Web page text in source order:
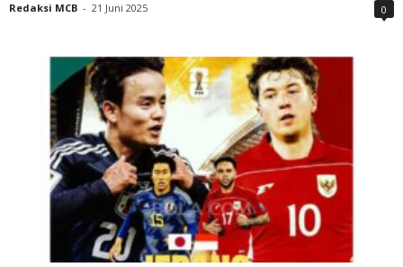
Redaksi MCB - 21 Juni 2025 0